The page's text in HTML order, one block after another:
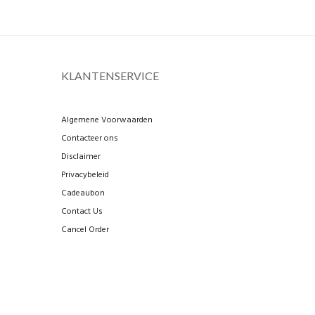
KLANTENSERVICE
Algemene Voorwaarden
Contacteer ons
Disclaimer
Privacybeleid
Cadeaubon
Contact Us
Cancel Order